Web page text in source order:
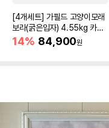
[4개세트] 가필드 고양이모래
보라(굵은입자) 4.55kg 카사
바모래
14% 84,900원